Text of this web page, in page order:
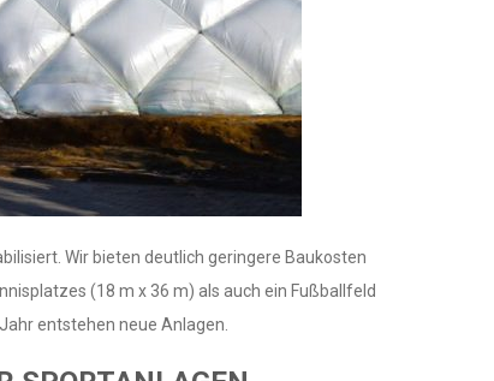
Wir bieten deutlich geringere Baukosten
(18 m x 36 m) als auch ein Fußballfeld
entstehen neue Anlagen.